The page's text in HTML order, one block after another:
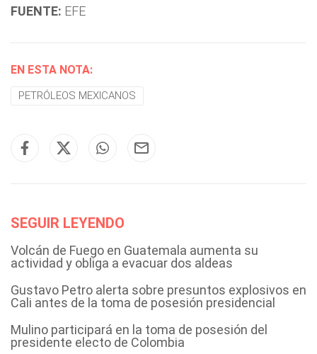
FUENTE: EFE
EN ESTA NOTA:
PETRÓLEOS MEXICANOS
SEGUIR LEYENDO
Volcán de Fuego en Guatemala aumenta su
actividad y obliga a evacuar dos aldeas
Gustavo Petro alerta sobre presuntos explosivos en
Cali antes de la toma de posesión presidencial
Mulino participará en la toma de posesión del
presidente electo de Colombia